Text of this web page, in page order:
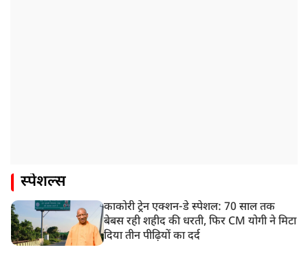
स्पेशल्स
काकोरी ट्रेन एक्शन-डे स्पेशल: 70 साल तक
बेबस रही शहीद की धरती, फिर CM योगी ने मिटा
दिया तीन पीढ़ियों का दर्द